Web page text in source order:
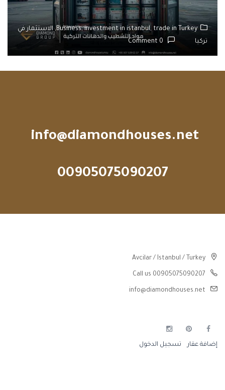
Business,investment in istanbul, trade in Turkey,
الاستثمار في
تركيا
info@diamondhouses.net
00905075090207
Avcilar / Istanbul / Turkey
Call us 00905075090207
info@diamondhouses.net
إضافة عقار تسجيل الدخول